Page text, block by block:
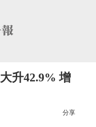
升42.9% 增
分享